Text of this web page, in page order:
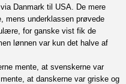
Danmark til USA. De mere
mens underklassen prøvede
for ganske vist fik de
lønnen var kun det halve af
mente, at svenskerne var
at danskerne var griske og